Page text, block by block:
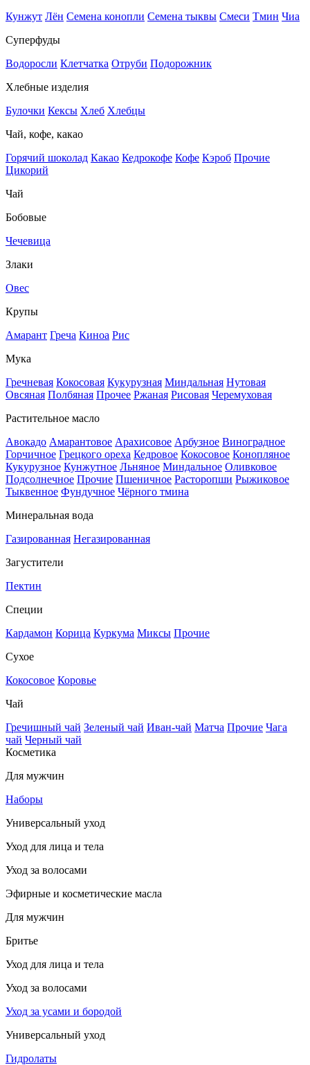
Кунжут Лён Семена конопли Семена тыквы Смеси Тмин Чиа
Суперфуды
Водоросли Клетчатка Отруби Подорожник
Хлебные изделия
Булочки Кексы Хлеб Хлебцы
Чай, кофе, какао
Горячий шоколад Какао Кедрокофе Кофе Кэроб Прочие
Цикорий
Чай
Бобовые
Чечевица
Злаки
Овес
Крупы
Амарант Греча Киноа Рис
Мука
Гречневая Кокосовая Кукурузная Миндальная Нутовая
Овсяная Полбяная Прочее Ржаная Рисовая Черемуховая
Растительное масло
Авокадо Амарантовое Арахисовое Арбузное Виноградное
Горчичное Грецкого ореха Кедровое Кокосовое Конопляное
Кукурузное Кунжутное Льняное Миндальное Оливковое
Подсолнечное Прочие Пшеничное Расторопши Рыжиковое
Тыквенное Фундучное Чёрного тмина
Минеральная вода
Газированная Негазированная
Загустители
Пектин
Специи
Кардамон Корица Куркума Миксы Прочие
Сухое
Кокосовое Коровье
Чай
Гречишный чай Зеленый чай Иван-чай Матча Прочие Чага
чай Черный чай
Косметика
Для мужчин
Наборы
Универсальный уход
Уход для лица и тела
Уход за волосами
Эфирные и косметические масла
Для мужчин
Бритье
Уход для лица и тела
Уход за волосами
Уход за усами и бородой
Универсальный уход
Гидролаты